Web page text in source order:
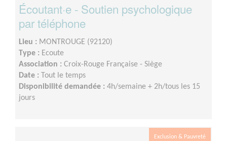
Écoutant·e - Soutien psychologique
par téléphone
Lieu : MONTROUGE (92120)
Type : Ecoute
Association : Croix-Rouge Française - Siège
Date : Tout le temps
Disponibilité demandée : 4h/semaine + 2h/tous les 15
jours
Exclusion & Pauvreté